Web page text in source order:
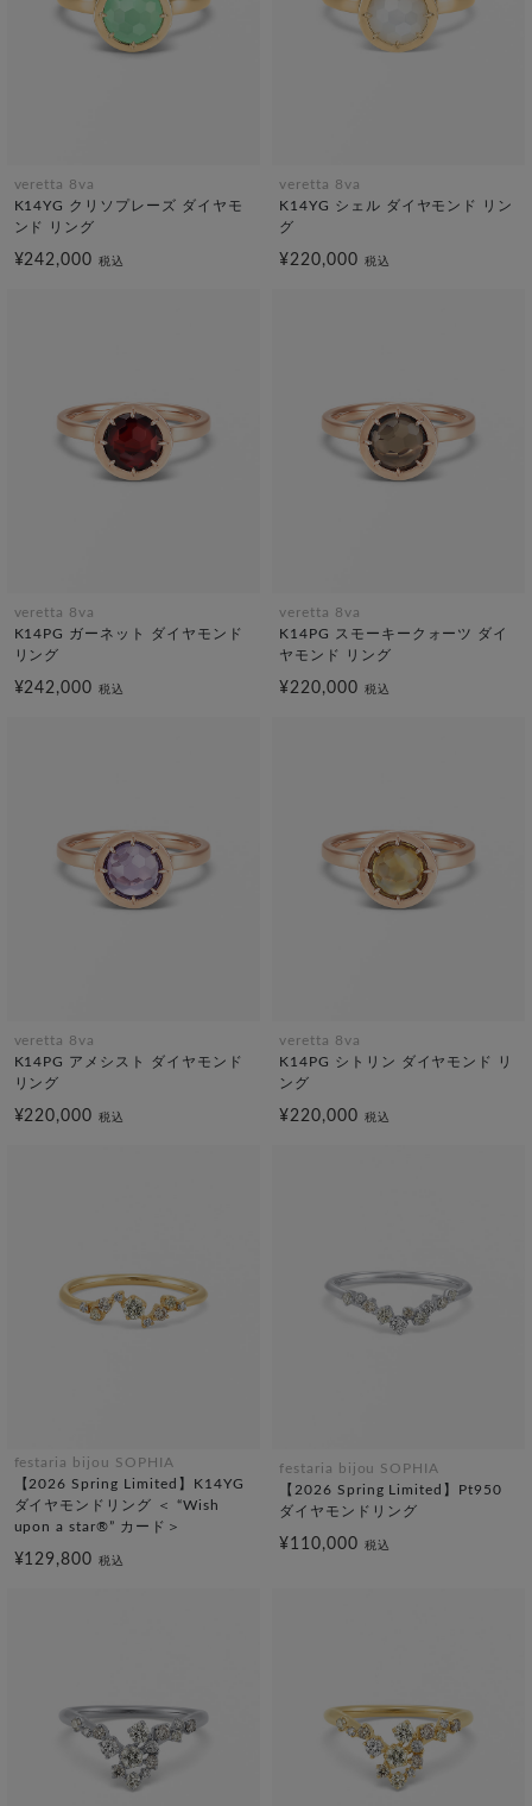
veretta 8va
K14YG クリソプレーズ ダイヤモ
ンド リング
¥242,000税込
veretta 8va
K14YG シェル ダイヤモンド リン
グ
¥220,000 税込
veretta 8va
K14PG ガーネット ダイヤモンド
リング
¥242,000税込
veretta 8va
K14PG スモーキークォーツ ダイ
ヤモンド リング
¥220,000 税込
veretta 8va
K14PG アメシスト ダイヤモンド
リング
¥220,000税込
veretta 8va
K14PG シトリン ダイヤモンド リ
ング
¥220,000 税込
festaria bijou SOPHIA
【2026 Spring Limited】K14YG
ダイヤモンドリング ＜ “Wish
upon a star®” カード＞
¥129,800税込
festaria bijou SOPHIA
【2026 Spring Limited】Pt950
ダイヤモンドリング
¥110,000 税込